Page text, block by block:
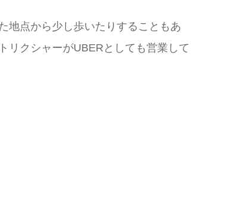
地点から少し歩いたりすることもあ
リクシャーがUBERとしても営業して